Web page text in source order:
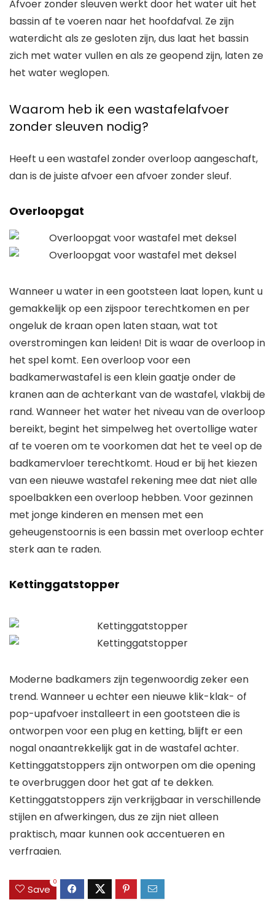
Afvoer zonder sleuven werkt door het water uit het
bassin af te voeren naar het hoofdafval. Ze zijn
waterdicht als ze gesloten zijn, dus laat het bassin
zich met water vullen en als ze geopend zijn, laten ze
het water weglopen.
Waarom heb ik een wastafelafvoer
zonder sleuven nodig?
Heeft u een wastafel zonder overloop aangeschaft,
dan is de juiste afvoer een afvoer zonder sleuf.
Overloopgat
Wanneer u water in een gootsteen laat lopen, kunt u
gemakkelijk op een zijspoor terechtkomen en per
ongeluk de kraan open laten staan, wat tot
overstromingen kan leiden! Dit is waar de overloop in
het spel komt. Een overloop voor een
badkamerwastafel is een klein gaatje onder de
kranen aan de achterkant van de wastafel, vlakbij de
rand. Wanneer het water het niveau van de overloop
bereikt, begint het simpelweg het overtollige water
af te voeren om te voorkomen dat het te veel op de
badkamervloer terechtkomt. Houd er bij het kiezen
van een nieuwe wastafel rekening mee dat niet alle
spoelbakken een overloop hebben. Voor gezinnen
met jonge kinderen en mensen met een
geheugenstoornis is een bassin met overloop echter
sterk aan te raden.
Kettinggatstopper
Moderne badkamers zijn tegenwoordig zeker een
trend. Wanneer u echter een nieuwe klik-klak- of
pop-upafvoer installeert in een gootsteen die is
ontworpen voor een plug en ketting, blijft er een
nogal onaantrekkelijk gat in de wastafel achter.
Kettinggatstoppers zijn ontworpen om die opening
te overbruggen door het gat af te dekken.
Kettinggatstoppers zijn verkrijgbaar in verschillende
stijlen en afwerkingen, dus ze zijn niet alleen
praktisch, maar kunnen ook accentueren en
verfraaien.
Save
0